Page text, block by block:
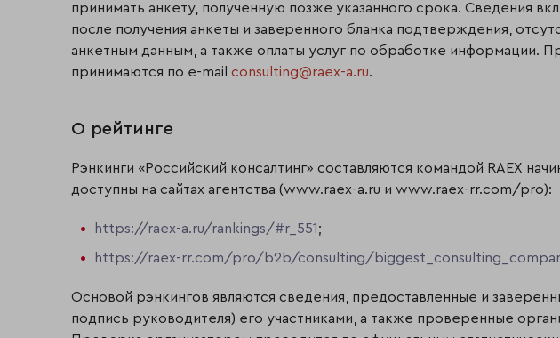
принимать анкету, полученную позже указанного срока. Сведения
после получения анкеты и заверенного бланка подтверждения,
анкетным данным, а также оплаты услуг по обработке информации.
принимаются по e-mail consulting@raex-a.ru.
О рейтинге
Рэнкинги «Российский консалтинг» составляются командой RAEX
доступны на сайтах агентства (www.raex-a.ru и www.raex-rr.com/pro):
https://raex-a.ru/rankings/#r_551 ;
https://raex-rr.com/pro/b2b/consulting/
Основой рэнкингов являются сведения, предоставленные и
подпись руководителя) его участниками, а также проверенные